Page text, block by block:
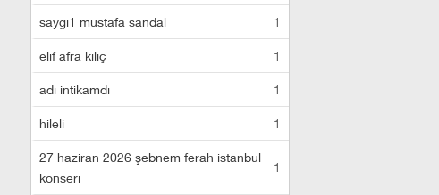
saygı1 mustafa sandal 1
elif afra kılıç 1
adı intikamdı 1
hileli 1
27 haziran 2026 şebnem ferah istanbul
konseri
1